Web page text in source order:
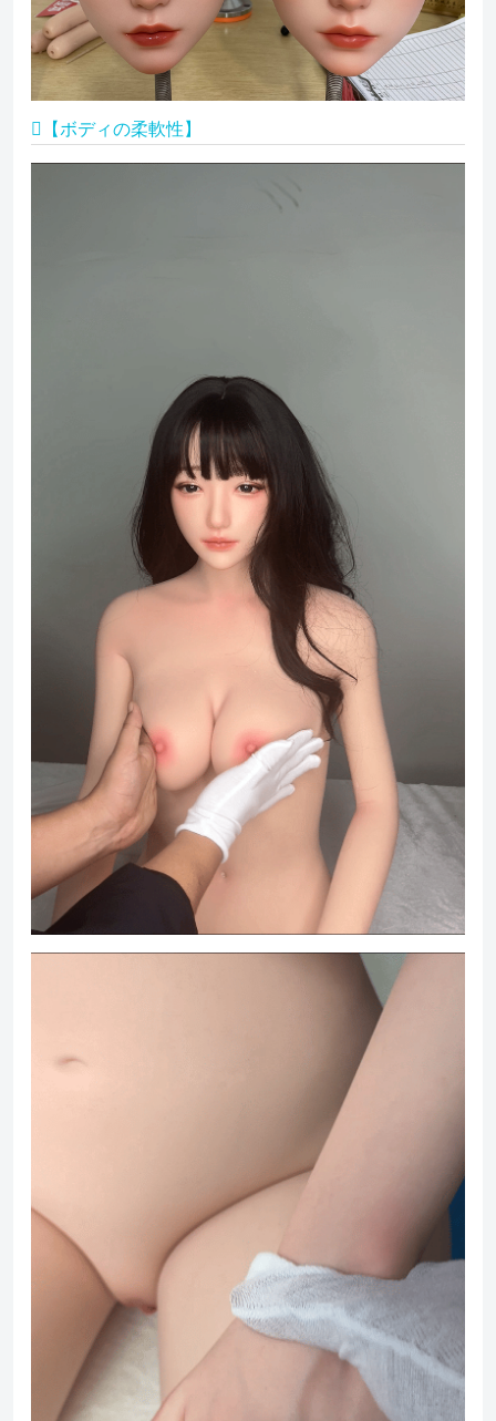
【ボディの柔軟性】